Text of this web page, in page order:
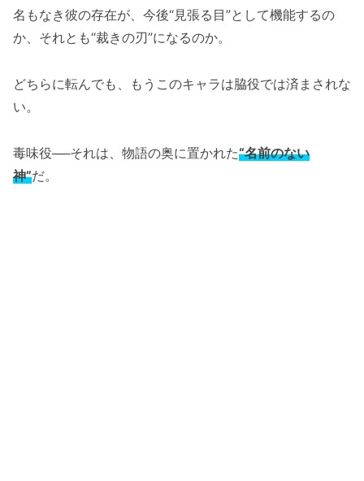
名もなき彼の存在が、今後“見張る目”として機能するの
か、それとも“裁きの刃”になるのか。
どちらに転んでも、もうこのキャラは脇役では済まされな
い。
毒味役──それは、物語の奥に置かれた“名前のない
神”だ。